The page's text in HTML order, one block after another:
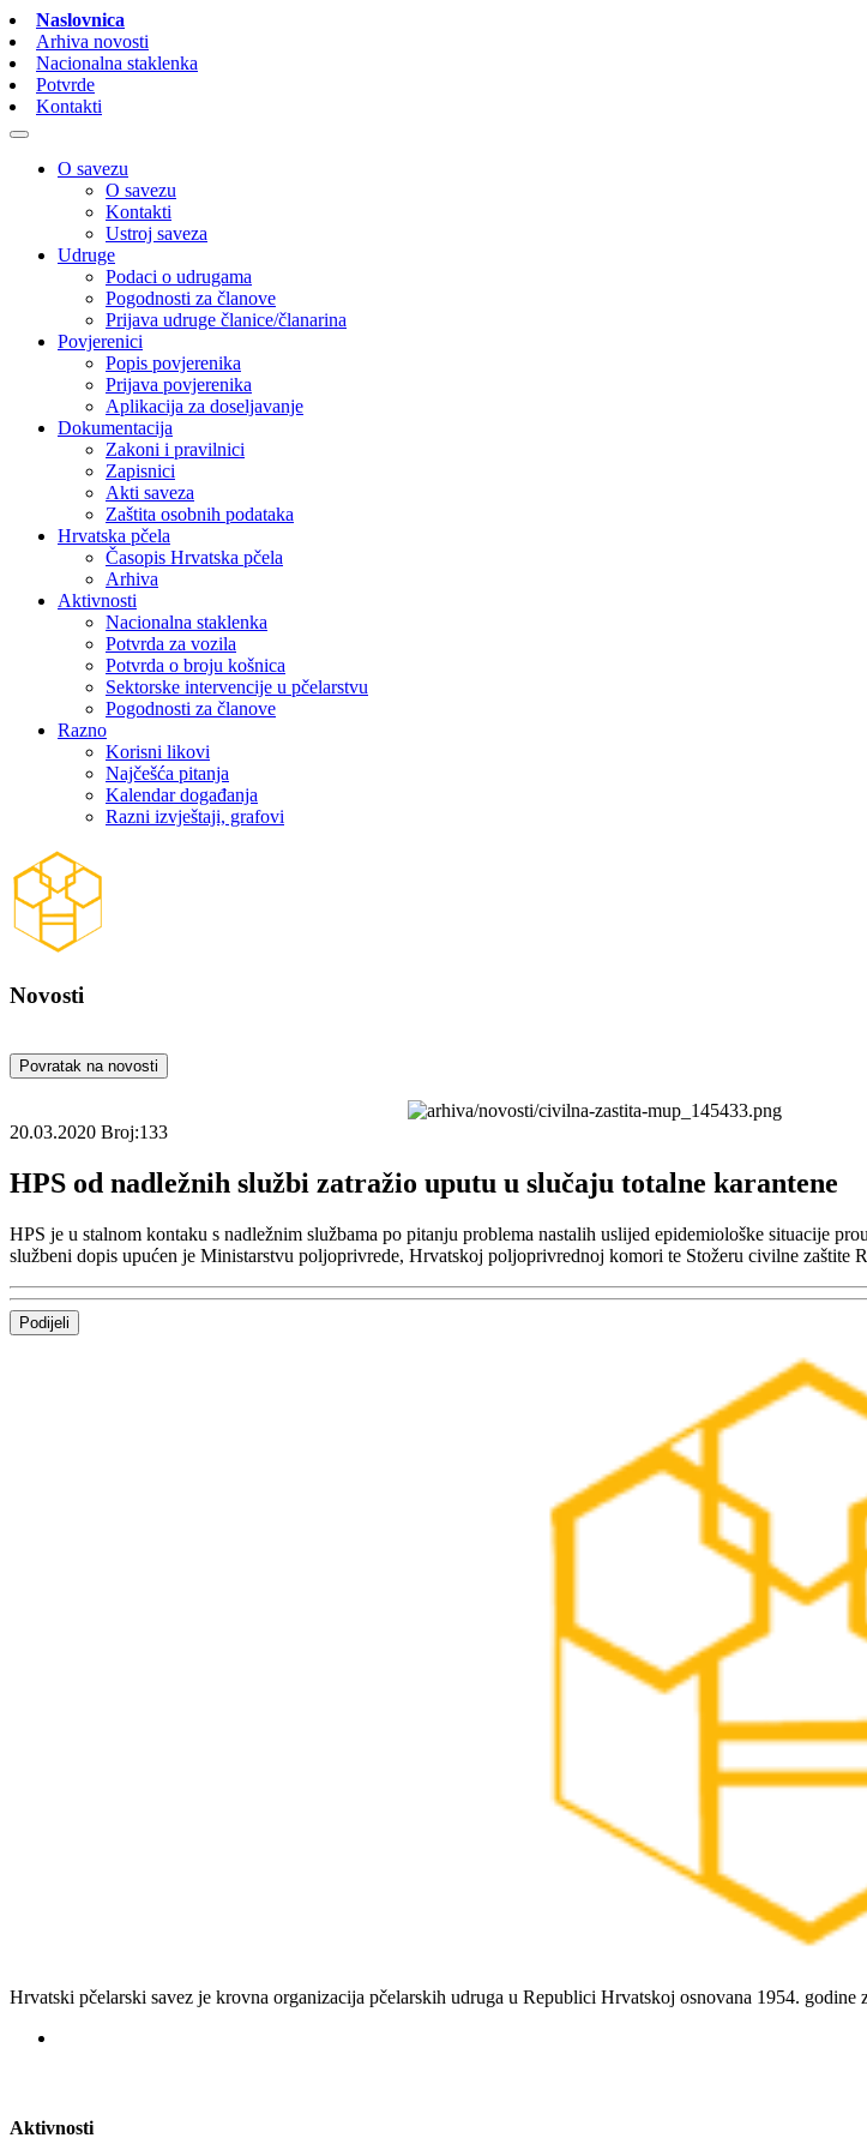
Naslovnica
Arhiva novosti
Nacionalna staklenka
Potvrde
Kontakti
O savezu
O savezu
Kontakti
Ustroj saveza
Udruge
Podaci o udrugama
Pogodnosti za članove
Prijava udruge članice/članarina
Povjerenici
Popis povjerenika
Prijava povjerenika
Aplikacija za doseljavanje
Dokumentacija
Zakoni i pravilnici
Zapisnici
Akti saveza
Zaštita osobnih podataka
Hrvatska pčela
Časopis Hrvatska pčela
Arhiva
Aktivnosti
Nacionalna staklenka
Potvrda za vozila
Potvrda o broju košnica
Sektorske intervencije u pčelarstvu
Pogodnosti za članove
Razno
Korisni likovi
Najčešća pitanja
Kalendar događanja
Razni izvještaji, grafovi
Novosti
Povratak na novosti
20.03.2020 Broj:133
HPS od nadležnih službi zatražio uputu u slučaju totalne karantene
HPS je u stalnom kontaku s nadležnim službama po pitanju problema nastalih uslijed epidemiološke situacije
službeni dopis upućen je Ministarstvu poljoprivrede, Hrvatskoj poljoprivrednoj komori te Stožeru civilne zaštite
Podijeli
Hrvatski pčelarski savez je krovna organizacija pčelarskih udruga u Republici Hrvatskoj osnovana 1954.
Aktivnosti